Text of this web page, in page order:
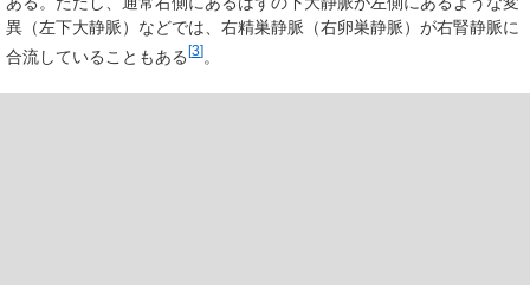
異（左下大静脈）などでは、右精巣静脈（右卵巣静脈）が右腎静脈に
合流していることもある[3]。